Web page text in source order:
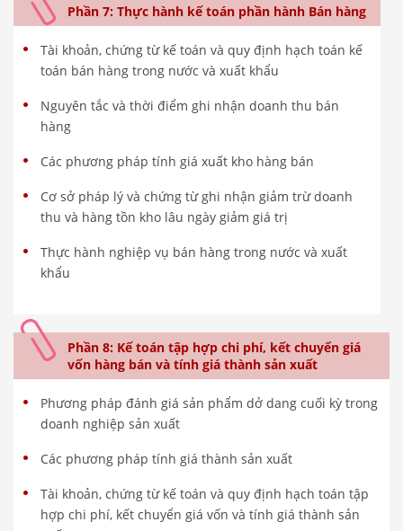
Phần 7: Thực hành kế toán phần hành Bán hàng
Tài khoản, chứng từ kế toán và quy định hạch toán kế
toán bán hàng trong nước và xuất khẩu
Nguyên tắc và thời điểm ghi nhận doanh thu bán
hàng
Các phương pháp tính giá xuất kho hàng bán
Cơ sở pháp lý và chứng từ ghi nhận giảm trừ doanh
thu và hàng tồn kho lâu ngày giảm giá trị
Thực hành nghiệp vụ bán hàng trong nước và xuất
khẩu
Phần 8: Kế toán tập hợp chi phí, kết chuyển giá
vốn hàng bán và tính giá thành sản xuất
Phương pháp đánh giá sản phẩm dở dang cuối kỳ trong
doanh nghiệp sản xuất
Các phương pháp tính giá thành sản xuất
Tài khoản, chứng từ kế toán và quy định hạch toán tập
hợp chi phí, kết chuyển giá vốn và tính giá thành sản